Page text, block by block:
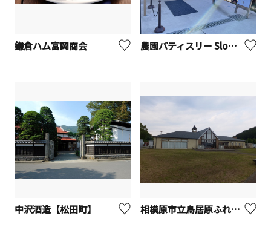
鎌倉ハム富岡商会 ​農園パティスリー​ Slow Sweets（川崎市麻生区）
中沢酒造【松田町】 相模原市立鳥居原ふれあいの館